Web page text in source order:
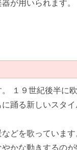
が用いられます。
１９世紀後半に
踊る新しいスタ
どを歌っています
かな動きするの